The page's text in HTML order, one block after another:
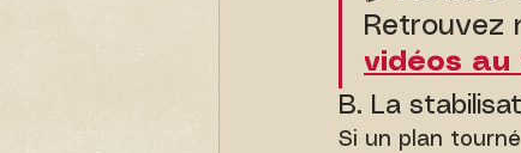
Retrouvez
vidéos au
B. La
Si un plan